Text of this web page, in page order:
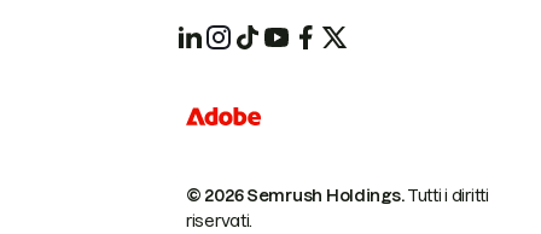
© 2026 Semrush Holdings.Tutti i diritti
riservati.